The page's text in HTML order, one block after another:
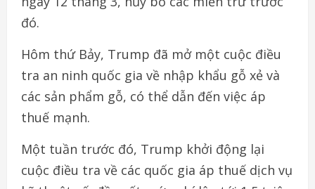
đó.
Hôm thứ Bảy, Trump đã mở một cuộc điều
tra an ninh quốc gia về nhập khẩu gỗ xẻ và
các sản phẩm gỗ, có thể dẫn đến việc áp
thuế mạnh.
Một tuần trước đó, Trump khởi động lại
cuộc điều tra về các quốc gia áp thuế dịch vụ